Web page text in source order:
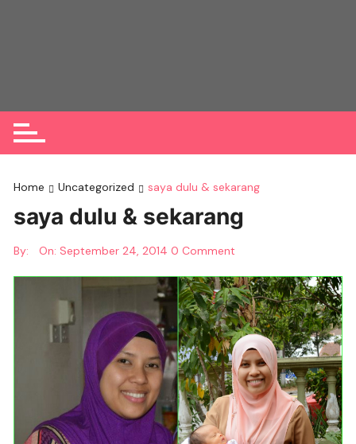
Home Uncategorized saya dulu & sekarang
saya dulu & sekarang
By: On:September 24, 2014 0 Comment